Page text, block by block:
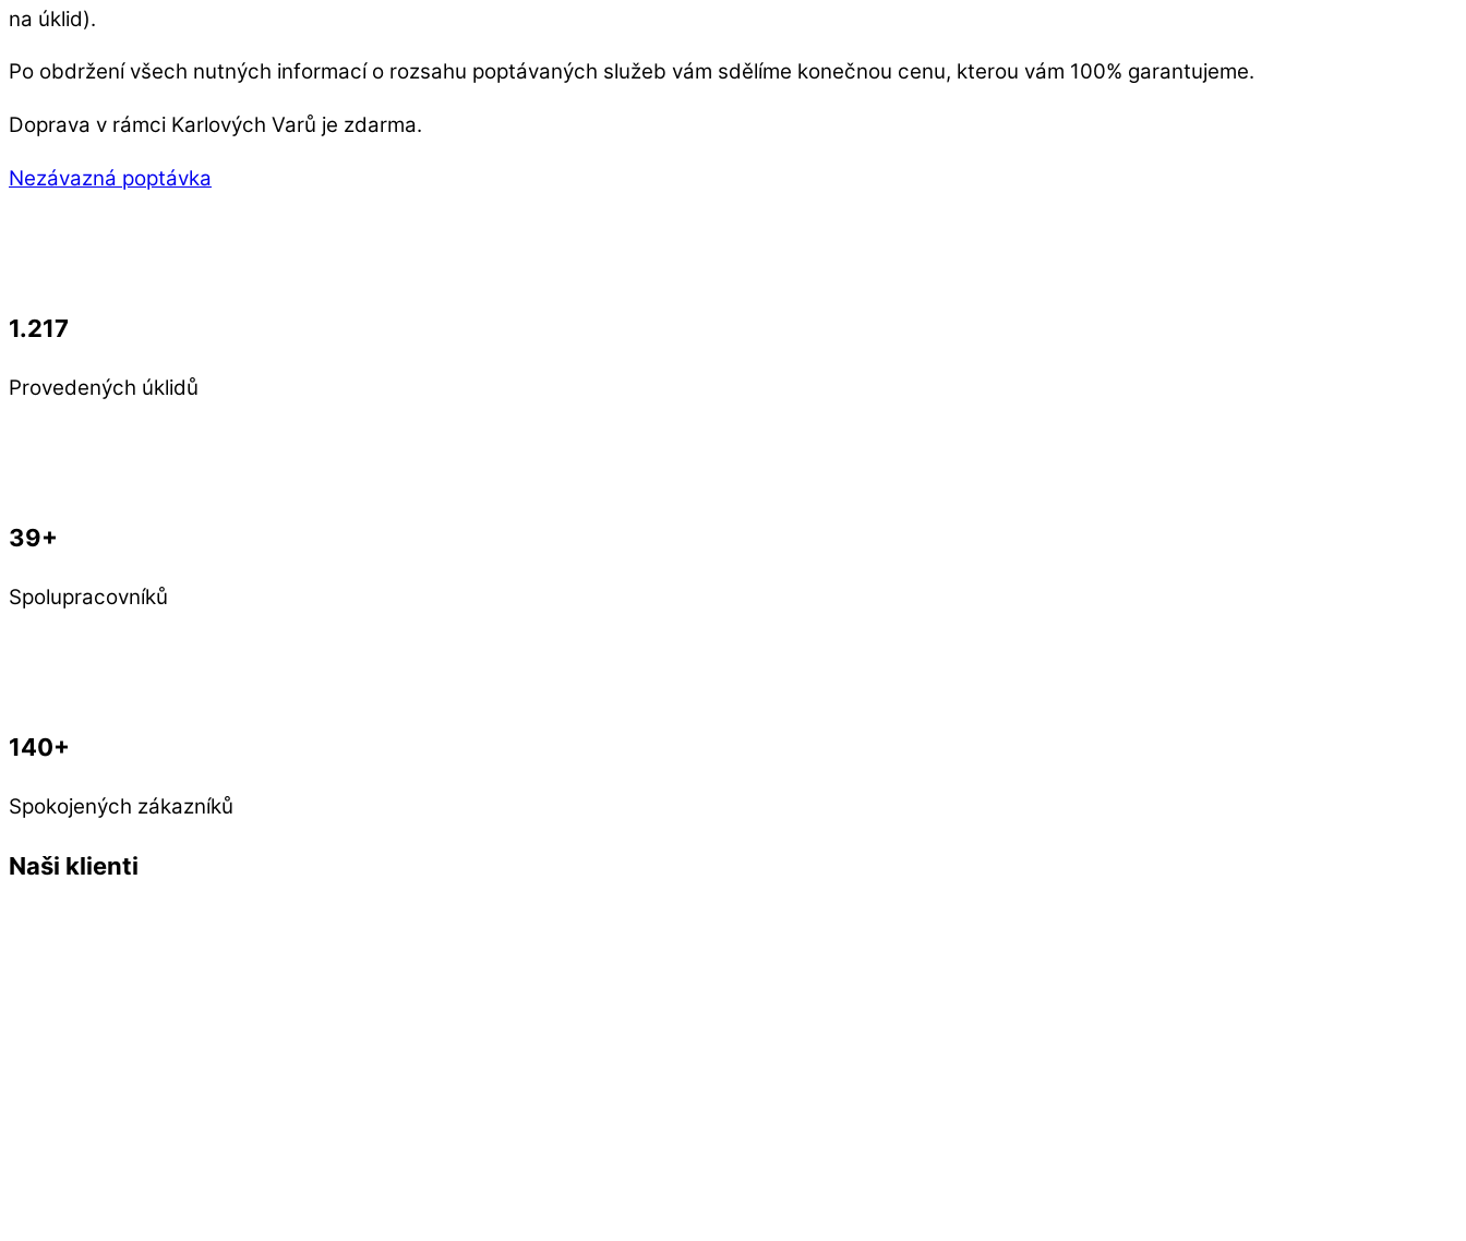
na úklid).
Po obdržení všech nutných informací o rozsahu poptávaných služeb vám sdělíme konečnou cenu, kterou vám 100% garantujeme.
Doprava v rámci Karlových Varů je zdarma.
Nezávazná poptávka
1.217
Provedených úklidů
39+
Spolupracovníků
140+
Spokojených zákazníků
Naši klienti